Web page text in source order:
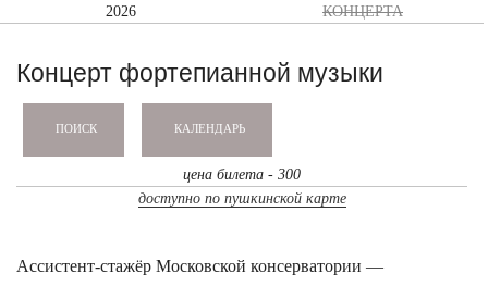
2026 КОНЦЕРТА
Концерт фортепианной музыки
ПОИСК КАЛЕНДАРЬ
цена билета - 300
доступно по пушкинской карте
Ассистент-стажёр Московской консерватории —